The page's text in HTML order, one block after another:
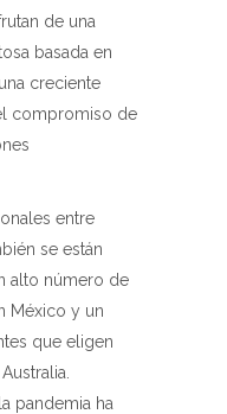
de una
basada en
creciente
compromiso de
entre
se están
alto número de
México y un
que eligen
pandemia ha